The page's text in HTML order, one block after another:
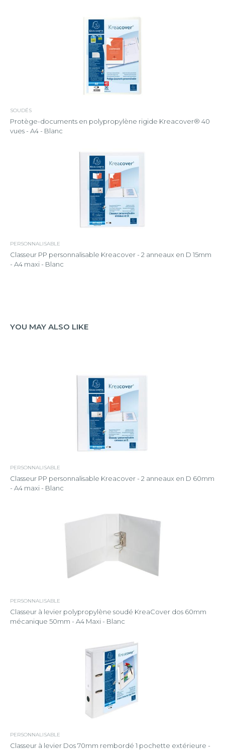
SOUDÉS
Protège-documents en polypropylène rigide Kreacover® 40
vues - A4 - Blanc
PERSONNALISABLE
Classeur PP personnalisable Kreacover - 2 anneaux en D 15mm
- A4 maxi - Blanc
YOU MAY ALSO LIKE
PERSONNALISABLE
Classeur PP personnalisable Kreacover - 2 anneaux en D 60mm
- A4 maxi - Blanc
PERSONNALISABLE
Classeur à levier polypropylène soudé KreaCover dos 60mm
mécanique 50mm - A4 Maxi - Blanc
PERSONNALISABLE
Classeur à levier Dos 70mm rembordé 1 pochette extérieure -